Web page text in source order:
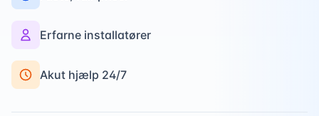
Erfarne installatører
Akut hjælp 24/7